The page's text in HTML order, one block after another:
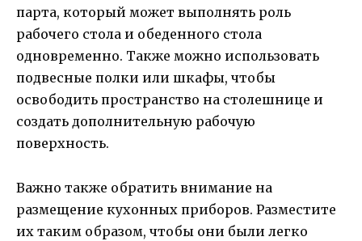
парта, который может выполнять роль
рабочего стола и обеденного стола
одновременно. Также можно использовать
подвесные полки или шкафы, чтобы
освободить пространство на столешнице и
создать дополнительную рабочую
поверхность.
Важно также обратить внимание на
размещение кухонных приборов. Разместите
их таким образом, чтобы они были легко